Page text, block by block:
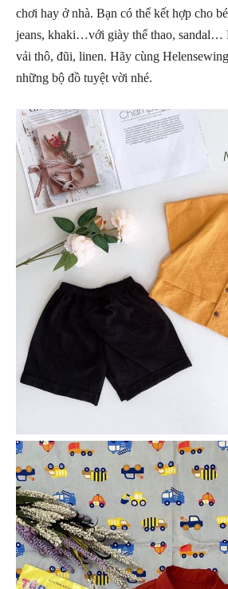
chơi hay ở nhà. Bạn có thể kết hợp cho
jeans, khaki…với giày thể thao, sandal…
vải thô, đũi, linen. Hãy cùng
những bộ đồ tuyệt vời nhé.